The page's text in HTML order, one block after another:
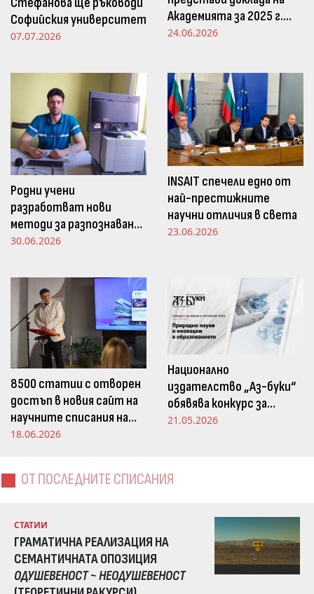
Софийския университет
07.07.2026
Академията за 2025 г.
пред Просветната
24.06.2026
Родни учени
разработват нови
методи за разпознаване
и следене на емоциите
погледа
30.06.2026
INSAIT спечели едно от
най-престижните
научни отличия в света
23.06.2026
8500 статии с отворен
достъп в новия сайт на
научните списания на
Издателство „Аз-буки“
18.06.2026
Национално
издателство „Аз-буки“
обявява конкурс за
научна статия на тема
образованието“
21.05.2026
ОТ ПОСЛЕДНИТЕ СПИСАНИЯ
СТАТИИ
ГРАМАТИЧНА РЕАЛИЗАЦИЯ НА
СЕМАНТИЧНАТА ОПОЗИЦИЯ
ОДУШЕВЕНОСТ ~ НЕОДУШЕВЕНОСТ